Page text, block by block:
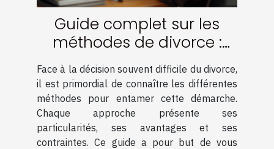
Guide complet sur les
méthodes de divorce :
amiable, médiation et
contentieux
Face à la décision souvent difficile du divorce,
il est primordial de connaître les différentes
méthodes pour entamer cette démarche.
Chaque approche présente ses
particularités, ses avantages et ses
contraintes. Ce guide a pour but de vous